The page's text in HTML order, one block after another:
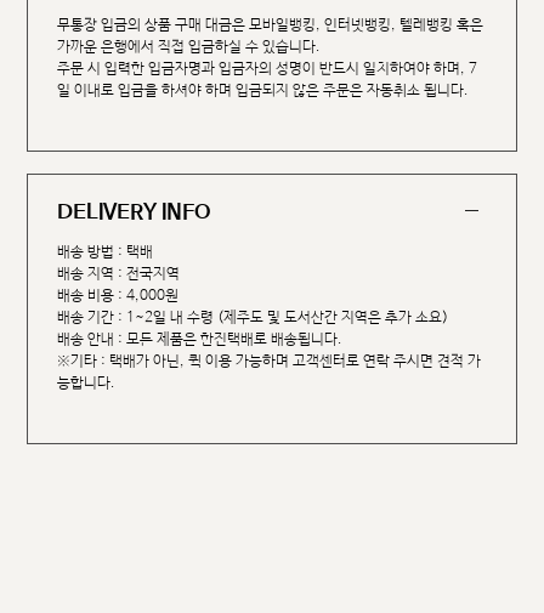
무통장 입금의 상품 구매 대금은 모바일뱅킹, 인터넷뱅킹, 텔레뱅킹 혹은
가까운 은행에서 직접 입금하실 수 있습니다.
주문 시 입력한 입금자명과 입금자의 성명이 반드시 일치하여야 하며, 7
일 이내로 입금을 하셔야 하며 입금되지 않은 주문은 자동취소 됩니다.
DELIVERY INFO
배송 방법 : 택배
배송 지역 : 전국지역
배송 비용 : 4,000원
배송 기간 : 1~2일 내 수령 (제주도 및 도서산간 지역은 추가 소요)
배송 안내 : 모든 제품은 한진택배로 배송됩니다.
※기타 : 택배가 아닌, 퀵 이용 가능하며 고객센터로 연락 주시면 견적 가
능합니다.